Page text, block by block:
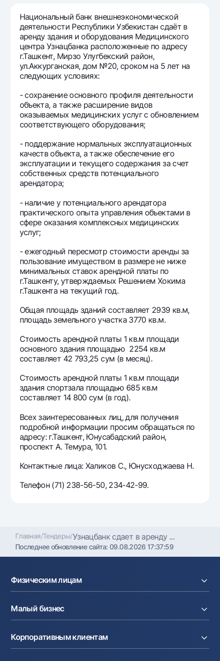
Для всех USD
Золотой депозит
Золотые слитки от НБУ
Серебряный депозит
UzCard/HUMO
Visa
Visa FIFA
Mastercard
Зарплатные
Эскроу-cчёт
Тарифы
Акции
Часто задаваемые вопросы
Найти
Полезные ссылки
Часто задаваемые вопросы
Пресс-центр
Офисы и банкоматы
Следите за нами в соцсетях
Контакт-центр
Национальный банк внешнеэкономической
деятельности Республики Узбекистан сдаёт в
аренду здания и оборудования Медицинского
центра Узнацбанка расположенные по адресу
г.Ташкент, Мирзо Улугбекский район,
ул.Аккурганская, дом №20, сроком на 5 лет на
следующих условиях:
- сохранение основного профиля деятельности
объекта, а также расширение видов
оказываемых медицинских услуг с обновлением
соответствующего оборудования;
- поддержание нормальных эксплуатационных
качеств объекта, а также обеспечение его
эксплуатации и текущего содержания за счет
собственных средств потенциального
арендатора;
- наличие у потенциального арендатора
практического опыта управления объектами в
сфере оказания комплексных медицинских
услуг;
- ежегодный пересмотр стоимости аренды за
пользование имуществом в размере не ниже
минимальных ставок арендной платы по
г.Ташкенту, утверждаемых Решением Хокима
г.Ташкента на текущий год.
Общая площадь зданий составляет 2939 кв.м,
площадь земельного участка 3770 кв.м.
Стоимость арендной платы 1 кв.м площади
основного здания площадью 2254 кв.м
составляет 42 793,25 сум (в месяц).
Стоимость арендной платы 1 кв.м площади
здания спортзала площадью 685 кв.м
составляет 14 800 сум (в год).
Всех заинтересованных лиц, для получения
подробной информации просим обращаться по
адресу: г.Ташкент, Юнусабадский район,
проспект А. Темура, 101.
Контактные лица: Халиков С., Юнусходжаева Н.
Телефон (71) 238-56-50, 234-42-99.
Главная/Тендеры/Узнацбанк сдает в аренду ...
Последнее обновление сайта:09.08.2026 17:37:59
Физическим лицам
Вклады
Карты
Курсы валют
Денежные переводы
Тарифы
Малый бизнес
Кредиты
Эквайринг
Корпоративным клиентам